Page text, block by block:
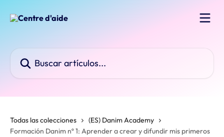
Todas las colecciones
(ES) Danim Academy
Formación Danim nº 1: Aprender a crear y difundir mis primeros